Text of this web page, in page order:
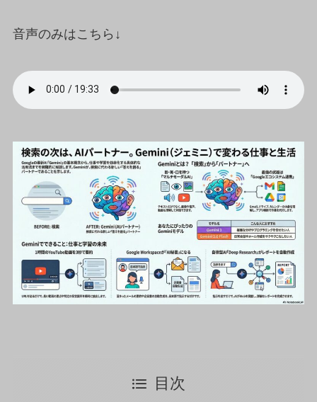
音声のみはこちら↓
目次